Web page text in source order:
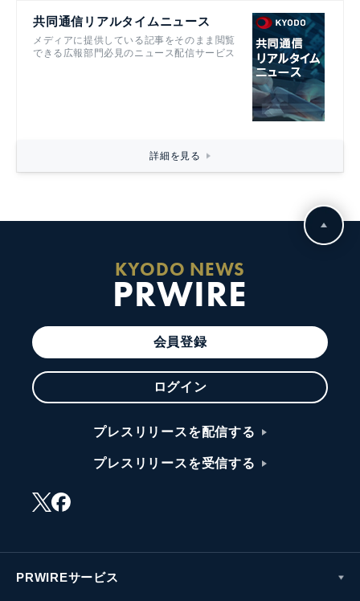
共同通信リアルタイムニュース
メディアに提供している記事をそのまま閲覧
できる広報部門必見のニュース配信サービス
詳細を見る
KYODO NEWS
PRWIRE
会員登録
ログイン
プレスリリースを配信する
プレスリリースを受信する
PRWIREサービス